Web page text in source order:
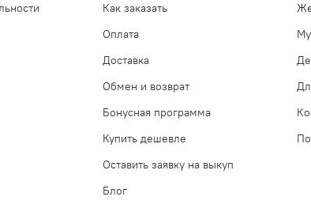
Как заказать
Оплата
Доставка
Обмен и возврат
Бонусная программа
Купить дешевле
Оставить заявку на выкуп
Блог